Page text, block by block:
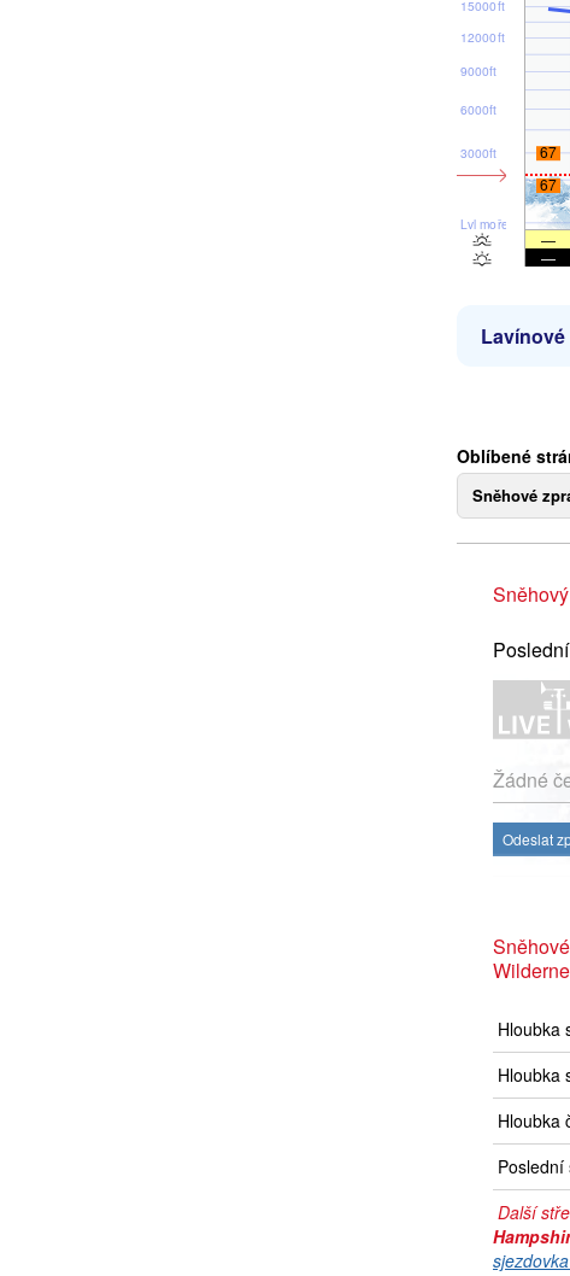
Lvl moře
3000ft
6000ft
9000ft
12000ft
15000ft
67
67
—
—
Oblíbené
Sněhové
Žádné
Odeslat
Hloubka
Hloubka
Hloubka
Poslední
Další